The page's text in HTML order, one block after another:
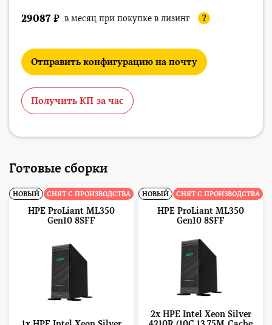
29087 ₽ в месяц при покупке в лизинг ?
Отправить конфигурацию на почту
Получить КП за час
Готовые сборки
HPE ProLiant ML350
Gen10 8SFF
НОВЫЙ СНЯТ С ПРОИЗВОДСТВА
HPE ProLiant ML350
Gen10 8SFF
2x HPE Intel Xeon Silver
НОВЫЙ СНЯТ С ПРОИЗВОДСТВА